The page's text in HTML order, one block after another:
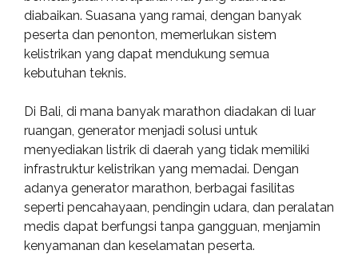
diabaikan. Suasana yang ramai, dengan banyak
peserta dan penonton, memerlukan sistem
kelistrikan yang dapat mendukung semua
kebutuhan teknis.
Di Bali, di mana banyak marathon diadakan di luar
ruangan, generator menjadi solusi untuk
menyediakan listrik di daerah yang tidak memiliki
infrastruktur kelistrikan yang memadai. Dengan
adanya generator marathon, berbagai fasilitas
seperti pencahayaan, pendingin udara, dan peralatan
medis dapat berfungsi tanpa gangguan, menjamin
kenyamanan dan keselamatan peserta.